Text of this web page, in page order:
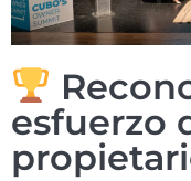
esfuerzo